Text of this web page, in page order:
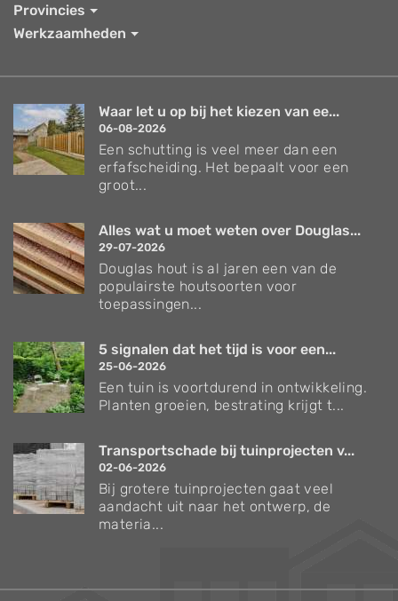
Provincies
Werkzaamheden
Waar let u op bij het kiezen van ee...
06-08-2026
Een schutting is veel meer dan een
erfafscheiding. Het bepaalt voor een
groot...
Alles wat u moet weten over Douglas...
29-07-2026
Douglas hout is al jaren een van de
populairste houtsoorten voor
toepassingen...
5 signalen dat het tijd is voor een...
25-06-2026
Een tuin is voortdurend in ontwikkeling.
Planten groeien, bestrating krijgt t...
Transportschade bij tuinprojecten v...
02-06-2026
Bij grotere tuinprojecten gaat veel
aandacht uit naar het ontwerp, de
materia...